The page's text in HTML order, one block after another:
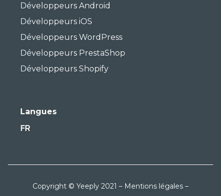
Développeurs Android
Développeurs iOS
Développeurs WordPress
Développeurs PrestaShop
Développeurs Shopify
Langues
FR
Copyright © Yeeply 2021 – Mentions légales –